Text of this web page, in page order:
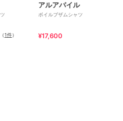
（1件）
アルアバイル
ボイルブザムシャツ
¥17,600